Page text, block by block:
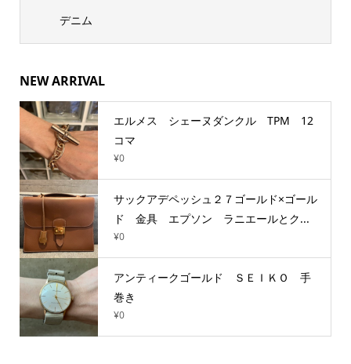
デニム
NEW ARRIVAL
エルメス シェーヌダンクル TPM 12
コマ
¥0
サックアデペッシュ２７ゴールド×ゴール
ド 金具 エプソン ラニエールとク...
¥0
アンティークゴールド ＳＥＩＫＯ 手
巻き
¥0